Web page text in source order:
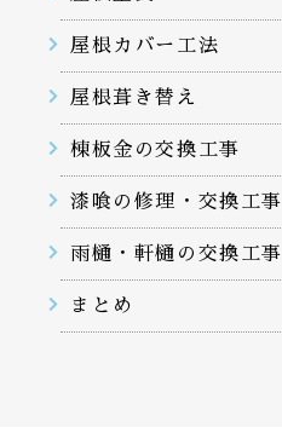
屋根カバー工法
屋根葺き替え
棟板金の交換工事
漆喰の修理・交換工事
雨樋・軒樋の交換工事
まとめ